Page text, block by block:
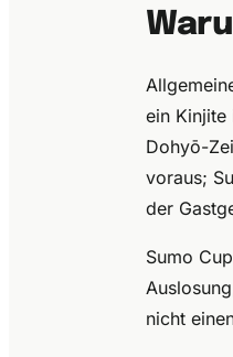
ein Kinjite
Dohyō-
voraus;
der
Sumo
nicht